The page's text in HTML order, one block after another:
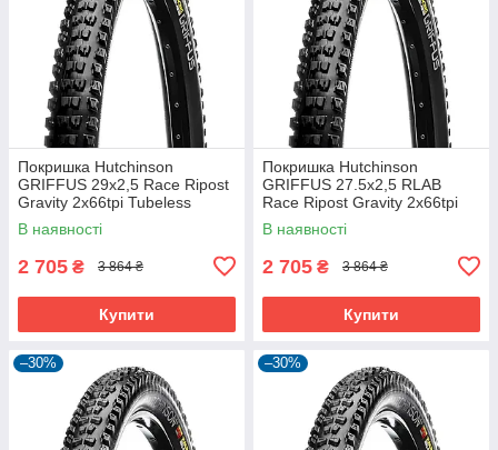
Покришка Hutchinson
GRIFFUS 29х2,5 Race Ripost
Gravity 2x66tpi Tubeless
Ready Складана Black
В наявності
2 705 ₴ 3 864 ₴
Купити
Покришка Hutchinson
GRIFFUS 27.5х2,5 RLAB
Race Ripost Gravity 2x66tpi
Tubeless Ready Складна
Black
В наявності
2 705 ₴ 3 864 ₴
Купити
–30% –30%